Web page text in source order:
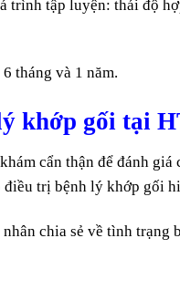
trình tập luyện: thái độ
tháng và 1 năm.
khớp gối tại
cẩn thận để đánh
trị bệnh lý khớp gối
chia sẻ về tình trạng